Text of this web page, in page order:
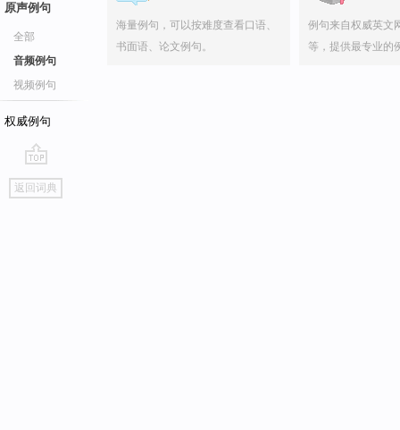
原声例句
全部
音频例句
视频例句
权威例句
go
top
返回词典
海量例句，可以按难度查看口语、
书面语、论文例句。
例句来自权威英文
等，提供最专业的